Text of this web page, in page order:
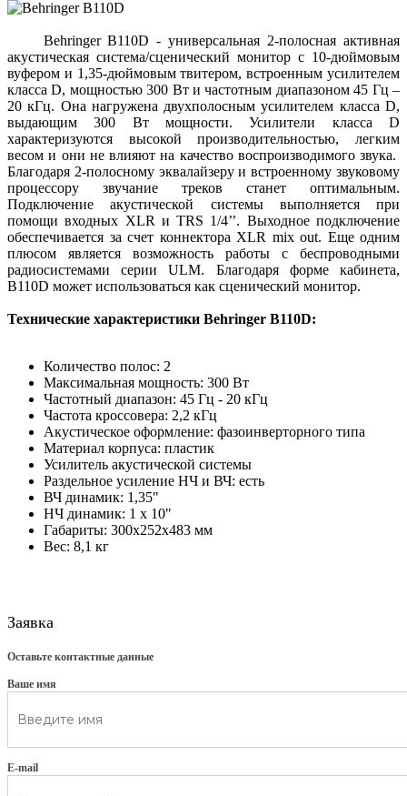
Behringer B110D - универсальная 2-полосная активная
акустическая система/сценический монитор с 10-дюймовым
вуфером и 1,35-дюймовым твитером, встроенным усилителем
класса D, мощностью 300 Вт и частотным диапазоном 45 Гц –
20 кГц. Она нагружена двухполосным усилителем класса D,
выдающим 300 Вт мощности. Усилители класса D
характеризуются высокой производительностью, легким
весом и они не влияют на качество воспроизводимого звука.
Благодаря 2-полосному эквалайзеру и встроенному звуковому
процессору звучание треков станет оптимальным.
Подключение акустической системы выполняется при
помощи входных XLR и TRS 1/4’’. Выходное подключение
обеспечивается за счет коннектора XLR mix out. Еще одним
плюсом является возможность работы с беспроводными
радиосистемами серии ULM. Благодаря форме кабинета,
B110D может использоваться как сценический монитор.
Технические характеристики Behringer B110D:
Количество полос: 2
Максимальная мощность: 300 Вт
Частотный диапазон: 45 Гц - 20 кГц
Частота кроссовера: 2,2 кГц
Акустическое оформление: фазоинверторного типа
Материал корпуса: пластик
Усилитель акустической системы
Раздельное усиление НЧ и ВЧ: есть
ВЧ динамик: 1,35"
НЧ динамик: 1 x 10"
Габариты: 300х252х483 мм
Вес: 8,1 кг
Заявка
Оставьте контактные данные
Ваше имя
E-mail